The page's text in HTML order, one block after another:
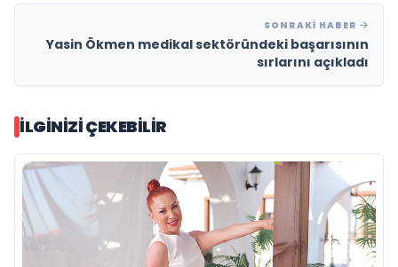
SONRAKI HABER
Yasin Ökmen medikal sektöründeki başarısının
sırlarını açıkladı
İLGINIZI ÇEKEBILIR